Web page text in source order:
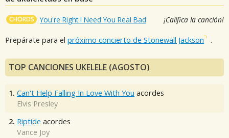
CHORDS You're Right I Need You Real Bad ¡Califica la canción!
Prepárate para el próximo concierto de Stonewall Jackson .
TOP CANCIONES UKELELE (AGOSTO)
1. Can't Help Falling In Love With You acordes
Elvis Presley
2. Riptide acordes
Vance Joy